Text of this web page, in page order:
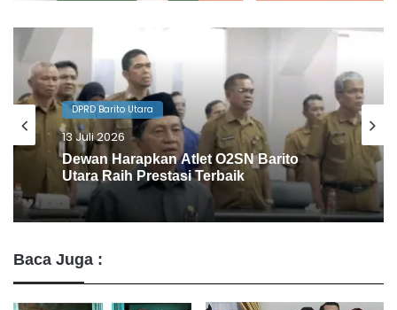
DPRD Barito Utara
10 Juli 2026
Agenda Gowes Bareng Dapat
Dukungan Dewan
Baca Juga :